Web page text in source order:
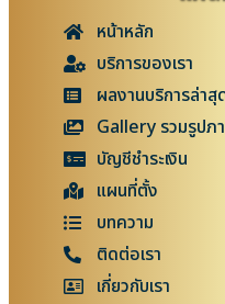
หน้าหลัก
บริการของเรา
ผลงานบริการล่าสุ
Gallery รวมรูปภ
บัญชีชำระเงิน
แผนที่ตั้ง
บทความ
ติดต่อเรา
เกี่ยวกับเรา